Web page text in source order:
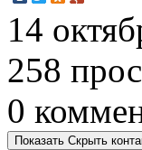
14
258
0
Показать Скрыть